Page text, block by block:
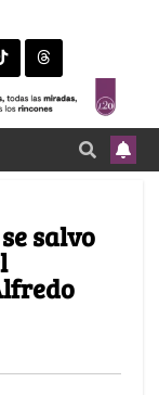
salvo